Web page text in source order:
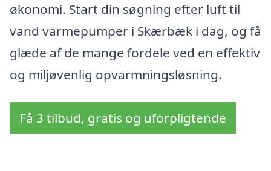
økonomi. Start din søgning efter luft til
vand varmepumper i Skærbæk i dag, og få
glæde af de mange fordele ved en effektiv
og miljøvenlig opvarmningsløsning.
Få 3 tilbud, gratis og uforpligtende